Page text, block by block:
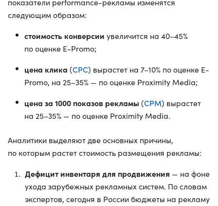
показатели performance-рекламы изменятся
следующим образом:
стоимость конверсии увеличится на 40–45%
по оценке E-Promo;
цена клика (CPC) вырастет на 7–10% по оценке E-
Promo, на 25–35% — по оценке Proximity Media;
цена за 1000 показов рекламы (CPM) вырастет
на 25–35% — по оценке Proximity Media.
Аналитики выделяют две основных причины,
по которым растет стоимость размещения рекламы:
Дефицит инвентаря для продвижения — на фоне
ухода зарубежных рекламных систем. По словам
экспертов, сегодня в России бюджеты на рекламу